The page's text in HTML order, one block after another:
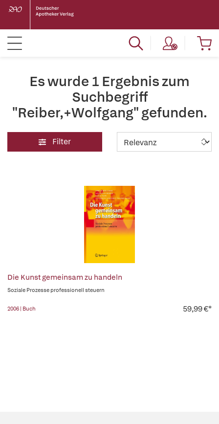
Es wurde 1 Ergebnis zum
Suchbegriff
"Reiber,+Wolfgang" gefunden.
Filter
Die Kunst gemeinsam zu handeln
Soziale Prozesse professionell steuern
2006 | Buch 59,99 €*